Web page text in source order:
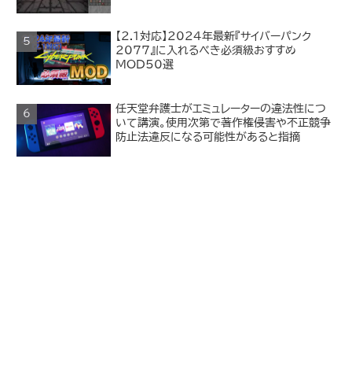
【2.1対応】2024年最新『サイバーパンク
2077』に入れるべき必須級おすすめ
MOD50選
任天堂弁護士がエミュレーターの違法性につ
いて講演。使用次第で著作権侵害や不正競争
防止法違反になる可能性があると指摘